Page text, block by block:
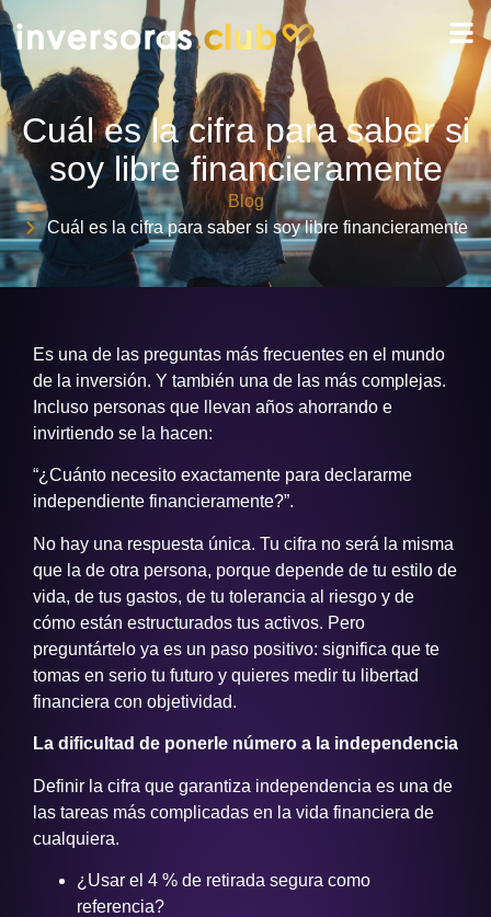
Cuál es la cifra para saber si
soy libre financieramente
Blog
Cuál es la cifra para saber si soy libre financieramente
Es una de las preguntas más frecuentes en el mundo
de la inversión. Y también una de las más complejas.
Incluso personas que llevan años ahorrando e
invirtiendo se la hacen:
“¿Cuánto necesito exactamente para declararme
independiente financieramente?”.
No hay una respuesta única. Tu cifra no será la misma
que la de otra persona, porque depende de tu estilo de
vida, de tus gastos, de tu tolerancia al riesgo y de
cómo están estructurados tus activos. Pero
preguntártelo ya es un paso positivo: significa que te
tomas en serio tu futuro y quieres medir tu libertad
financiera con objetividad.
La dificultad de ponerle número a la independencia
Definir la cifra que garantiza independencia es una de
las tareas más complicadas en la vida financiera de
cualquiera.
¿Usar el 4 % de retirada segura como
referencia?